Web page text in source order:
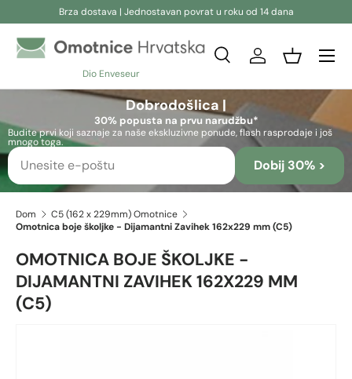
Brza dostava | Jednostavan povrat u roku od 14 dana
Dio Enveseur
Pretraživanje
Pretraživanje
Pretraživanje
PrijavaKošara
Dobrodošlica |
30% popusta na prvu narudžbu*
Budite prvi koji saznaje za naše ekskluzivne ponude, flash rasprodaje i još
mnogo toga.
Dobij 30% >
Dom
C5 (162 x 229mm) Omotnice
Omotnica boje školjke - Dijamantni Zavihek 162x229 mm (C5)
OMOTNICA BOJE ŠKOLJKE -
DIJAMANTNI ZAVIHEK 162X229 MM
(C5)